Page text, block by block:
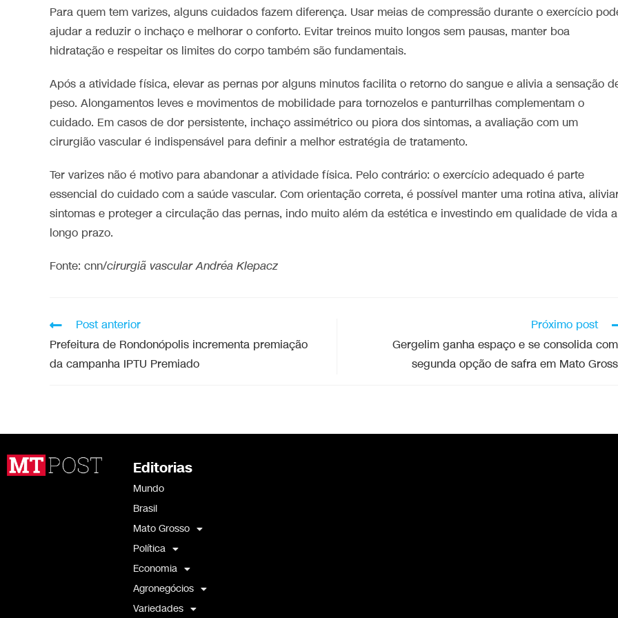
Para quem tem varizes, alguns cuidados fazem diferença. Usar meias de compressão durante o exercício
ajudar a reduzir o inchaço e melhorar o conforto. Evitar treinos muito longos sem pausas, manter boa
hidratação e respeitar os limites do corpo também são fundamentais.
Após a atividade física, elevar as pernas por alguns minutos facilita o retorno do sangue e alivia a sensação
peso. Alongamentos leves e movimentos de mobilidade para tornozelos e panturrilhas complementam o
cuidado. Em casos de dor persistente, inchaço assimétrico ou piora dos sintomas, a avaliação com um
cirurgião vascular é indispensável para definir a melhor estratégia de tratamento.
Ter varizes não é motivo para abandonar a atividade física. Pelo contrário: o exercício adequado é parte
essencial do cuidado com a saúde vascular. Com orientação correta, é possível manter uma rotina ativa,
sintomas e proteger a circulação das pernas, indo muito além da estética e investindo em qualidade de vida a
longo prazo.
Fonte: cnn/cirurgiã vascular Andréa Klepacz
Post anterior
Prefeitura de Rondonópolis incrementa premiação
da campanha IPTU Premiado
Próximo post
Gergelim ganha espaço e se consolida
segunda opção de safra em Mato
Editorias
Mundo
Brasil
Mato Grosso
Política
Economia
Agronegócios
Variedades